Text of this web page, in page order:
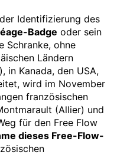
Identifizierung des
Badge oder sein
Schranke, ohne
Ländern
in Kanada, den USA,
wird im November
französischen
(Allier) und
für den Free Flow
dieses Free-Flow-